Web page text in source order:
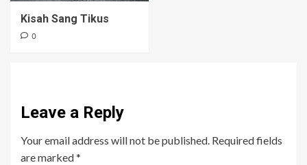
Kisah Sang Tikus
0
Leave a Reply
Your email address will not be published. Required fields
are marked*